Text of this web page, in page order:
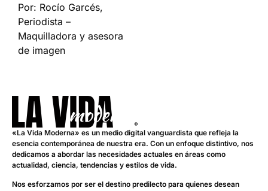
Por: Rocío Garcés,
Periodista –
Maquilladora y asesora
de imagen
«La Vida Moderna» es un medio digital vanguardista que refleja la
esencia contemporánea de nuestra era. Con un enfoque distintivo, nos
dedicamos a abordar las necesidades actuales en áreas como
actualidad, ciencia, tendencias y estilos de vida.
Nos esforzamos por ser el destino predilecto para quienes desean